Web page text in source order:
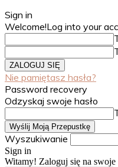
Sign in
Welcome!Log into your
Nie pamiętasz hasła?
Password recovery
Odzyskaj swoje hasło
Wyszukiwanie
Sign in
Witamy! Zaloguj się na swoje